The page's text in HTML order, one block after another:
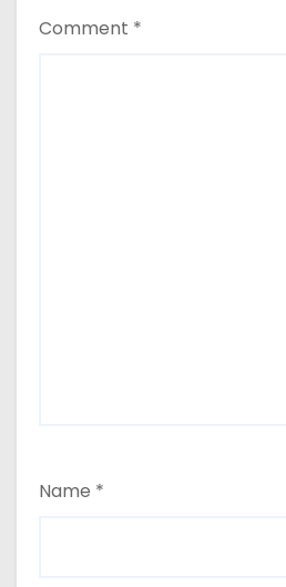
Comment *
Name *